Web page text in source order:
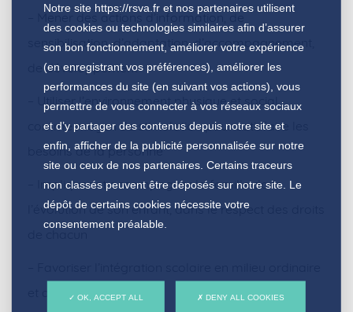
– Mener des actions d’information, de
sensibilisation, d’adaptation, d’accompagnement,
de développement
– Utiliser l’environnement physique et social
comme moyen de stimulation pour satisfaire les
besoins de la personne
– Impliquer et accompagner la famille dans
l’évolution de son enfant, dans le respect des droits
et adaptée.
Notre site https://rsva.fret nos partenaires utilisent
des cookies ou technologies similaires afin d’assurer
son bon fonctionnement, améliorer votre expérience
(en enregistrant vos préférences), améliorer les
performances du site (en suivant vos actions), vous
permettre de vous connecter à vos réseaux sociaux
et d’y partager des contenus depuis notre site et
enfin, afficher de la publicité personnalisée sur notre
site ou ceux de nos partenaires. Certains traceurs
non classés peuvent être déposés sur notre site. Le
dépôt de certains cookies nécessite votre
consentement préalable.
OK, ACCEPT ALL DENY ALL COOKIES